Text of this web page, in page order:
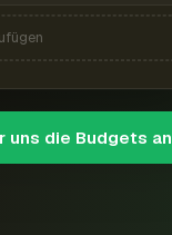
uns die Budgets an